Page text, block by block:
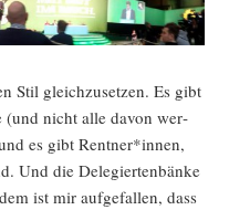
Stil gleich­zu­set­zen. Es gibt
(und nicht alle davon wer­
es gibt Rentner*innen,
Und die Dele­gier­ten­bän­ke
ist mir auf­ge­fal­len, dass